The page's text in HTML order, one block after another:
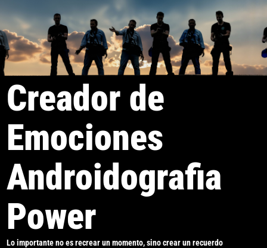
al
contenido
Creador de
Emociones
Androidografia
Power
Lo importante no es recrear un momento, sino crear un recuerdo